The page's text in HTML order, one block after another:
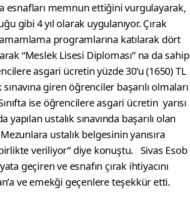
esnafları memnun ettiğini vurgulayarak,
gibi 4 yıl olarak uygulanıyor. Çırak
programlarına katılarak dört
“Meslek Lisesi Diploması” na da sahip
asgari ücretin yüzde 30’u (1650) TL
giren öğrenciler başarılı olmaları
ise öğrencilere asgari ücretin yarısı
yapılan ustalık sınavında başarılı olan
ustalık belgesinin yanısıra
veriliyor” diye konuştu. Sivas Esob
geçiren ve esnafın çırak ihtiyacını
ve emekği geçenlere teşekkür etti.